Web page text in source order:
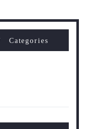
Categories